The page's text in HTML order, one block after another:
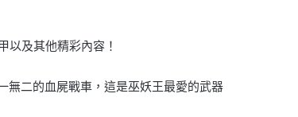
以及其他精彩內容！
無二的血屍戰車，這是巫妖王最愛的武器